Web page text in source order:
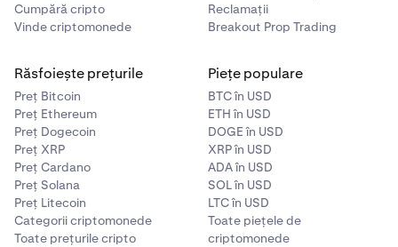
Cumpără cripto
Vinde criptomonede
Reclamații
Breakout Prop Trading
Răsfoiește prețurile
Preț Bitcoin
Preț Ethereum
Preț Dogecoin
Preț XRP
Preț Cardano
Preț Solana
Preț Litecoin
Categorii criptomonede
Toate prețurile cripto
Piețe populare
BTC în USD
ETH în USD
DOGE în USD
XRP în USD
ADA în USD
SOL în USD
LTC în USD
Toate piețele de
criptomonede